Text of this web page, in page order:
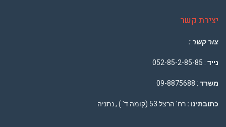
יצירת קשר
צור קשר :
נייד : 052-85-2-85-85
משרד : 09-8875688
כתובתינו : רח' הרצל 53 (קומה ד' ) , נתניה